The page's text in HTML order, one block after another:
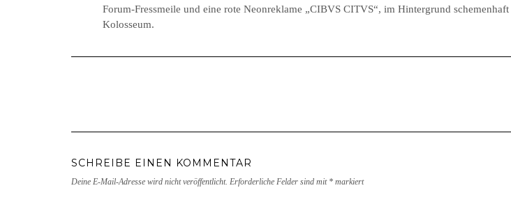
Forum-Fressmeile und eine rote Neonreklame „CIBVS CITVS“, im Hintergrund schemenhaft
Kolosseum.
SCHREIBE EINEN KOMMENTAR
Deine E-Mail-Adresse wird nicht veröffentlicht. Erforderliche Felder sind mit * markiert